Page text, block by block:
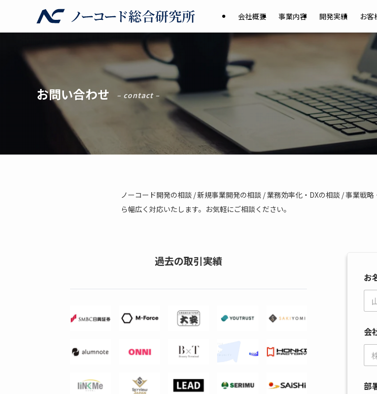
会社概要 事業内容 開発実績 お客
お問い合わせ – contact –
ノーコード開発の相談 / 新規事業開発の相談 / 業務効率化・DXの相談 / 事業戦
ら幅広く対応いたします。お気軽にご相談ください。
過去の取引実績
お
会
部